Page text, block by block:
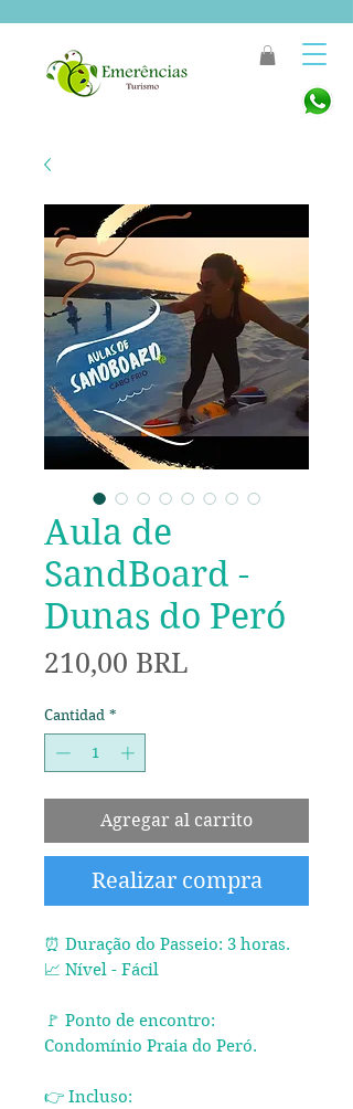
Aula de
SandBoard -
Dunas do Peró
210,00 BRL
Cantidad *
Agregar al carrito
Realizar compra
⏰ Duração do Passeio: 3 horas.
📈 Nível - Fácil
🚩 Ponto de encontro:
Condomínio Praia do Peró.
👉 Incluso: